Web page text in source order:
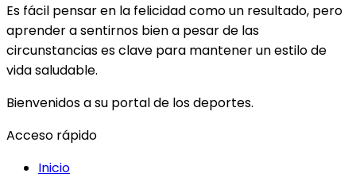
Es fácil pensar en la felicidad como un resultado, pero
aprender a sentirnos bien a pesar de las
circunstancias es clave para mantener un estilo de
vida saludable.
Bienvenidos a su portal de los deportes.
Acceso rápido
Inicio